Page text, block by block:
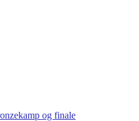
og finale